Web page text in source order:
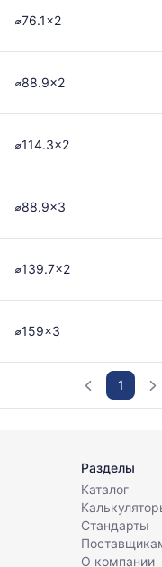
⌀76.1x2
⌀88.9x2
⌀114.3x2
⌀88.9x3
⌀139.7x2
⌀159x3
1
Разделы
Каталог
Стандарты
О компании